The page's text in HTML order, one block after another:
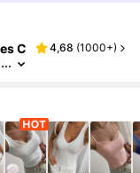
C
4,68 (1000+)